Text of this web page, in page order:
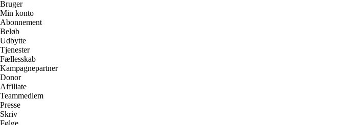
Bruger
Min konto
Abonnement
Beløb
Udbytte
Tjenester
Fællesskab
Kampagnepartner
Donor
Affiliate
Teammedlem
Presse
Skriv
Følge